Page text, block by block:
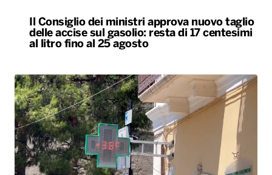
L’Italia resta nella morsa del caldo. Oggi e
domani bollino rosso in 25 città, tra cui Bari